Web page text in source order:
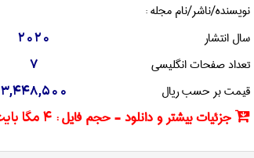
نویسنده/ناشر/نام مجله :
سال انتشار 2020
تعداد صفحات انگليسی 7
قیمت بر حسب ریال 3,448,500
جزئیات بیشتر و دانلود - حجم فایل :4 مگا بایت